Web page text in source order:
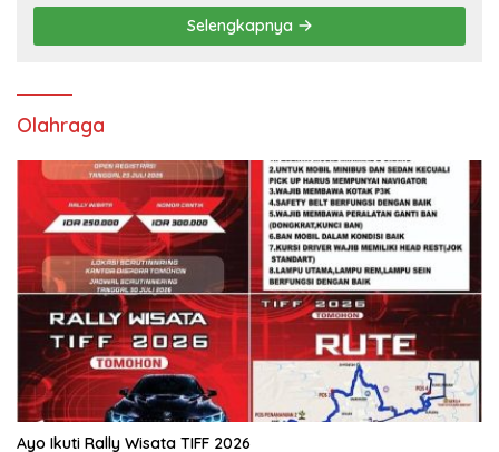
Selengkapnya
Olahraga
Ayo Ikuti Rally Wisata TIFF 2026